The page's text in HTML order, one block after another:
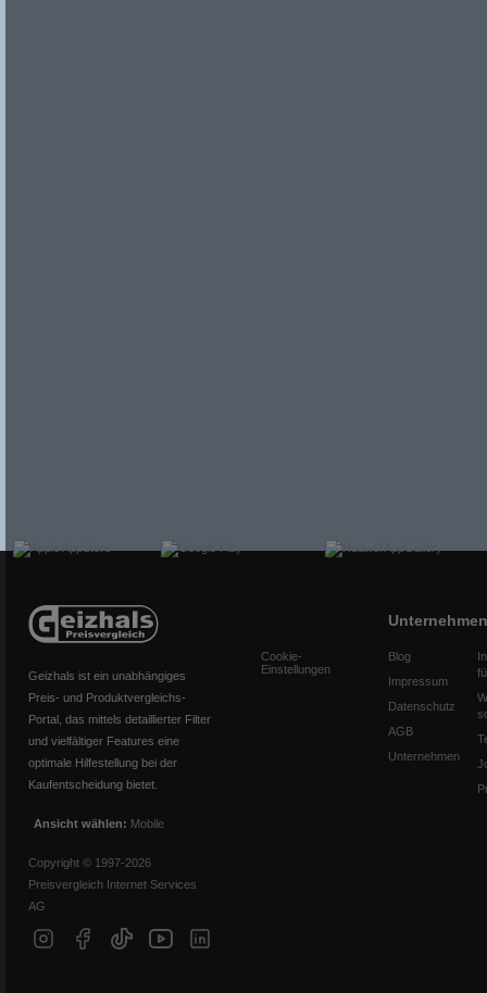
Geizhals ist ein unabhängiges
Preis- und Produktvergleichs-
Portal, das mittels detaillierter Filter
und vielfältiger Features eine
optimale Hilfestellung bei der
Kaufentscheidung bietet.
Ansicht wählen: Mobile
Copyright © 1997-2026
Preisvergleich Internet Services
AG
Cookie-
Einstellungen
Unternehmen
Blog
Impressum
Datenschutz
AGB
Unternehmen